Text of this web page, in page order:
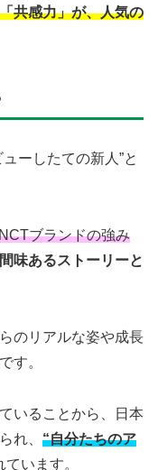
共感力」が、人気の
ーしたての新人”と
ブランドの強み
味あるストーリーと
のリアルな姿や成長
す。
いることから、日本
れ、 “自分たちのア
います。